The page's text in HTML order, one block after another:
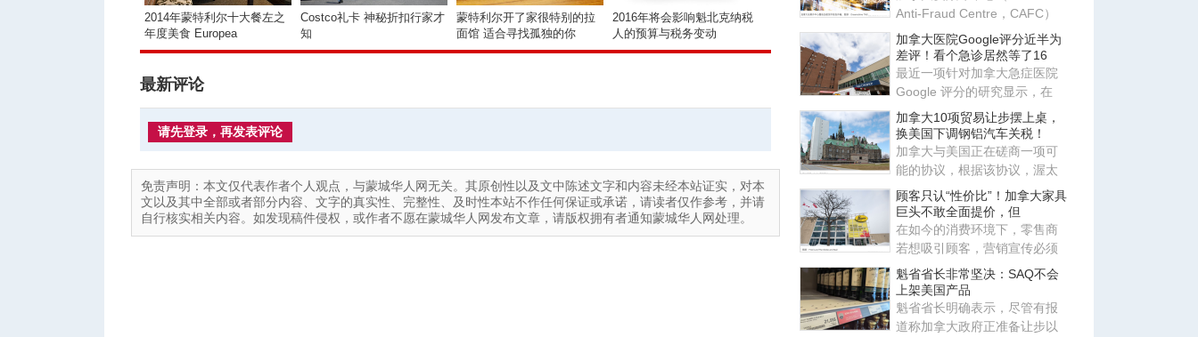
2014年蒙特利尔十大餐左之
年度美食 Europea
Costco礼卡 神秘折扣行家才
知
蒙特利尔开了家很特别的拉
面馆 适合寻找孤独的你
2016年将会影响魁北克纳税
人的预算与税务变动
最新评论
请先登录，再发表评论
免责声明：本文仅代表作者个人观点，与蒙城华人网无关。其原创性以及文中陈述文字和内容未经本站证实，对本
文以及其中全部或者部分内容、文字的真实性、完整性、及时性本站不作任何保证或承诺，请读者仅作参考，并请
自行核实相关内容。如发现稿件侵权，或作者不愿在蒙城华人网发布文章，请版权拥有者通知蒙城华人网处理。
Anti-Fraud Centre，CAFC）
近日发布最新警告，提醒所有
使
加拿大医院Google评分近半为
差评！看个急诊居然等了16
最近一项针对加拿大急症医院
Google 评分的研究显示，在
2017-2022 年间，研究团队共
加拿大10项贸易让步摆上桌，
换美国下调钢铝汽车关税！
加拿大与美国正在磋商一项可
能的协议，根据该协议，渥太
华将同意满足特朗普政府提出
的
顾客只认“性价比”！加拿大家具
巨头不敢全面提价，但
在如今的消费环境下，零售商
若想吸引顾客，营销宣传必须
突出“物有所值”。在这种情况
魁省省长非常坚决：SAQ不会
上架美国产品
魁省省长明确表示，尽管有报
道称加拿大政府正准备让步以